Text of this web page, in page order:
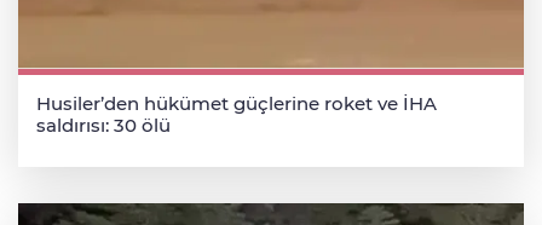
Husiler’den hükümet güçlerine roket ve İHA
saldırısı: 30 ölü